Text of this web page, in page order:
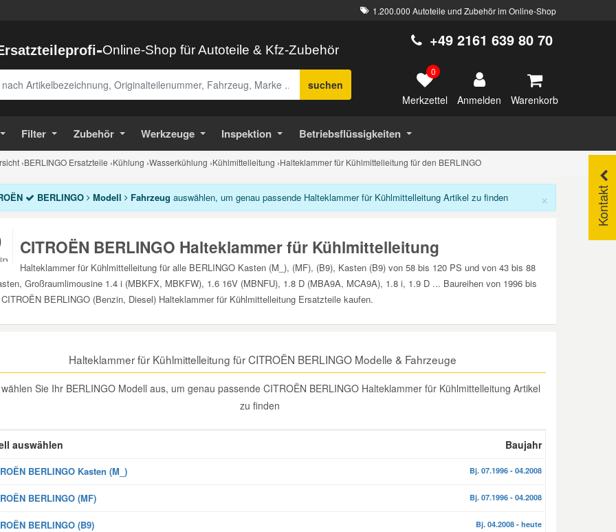
1.200.000 Autoteile und Zubehör im Online-Shop
-Online-Shop für Autoteile & Kfz-Zubehör
suchen
+49 2161 639 80 70
0
Merkzettel Anmelden Warenkorb
Filter Zubehör Werkzeuge Inspektion Betriebsflüssigkeiten
›BERLINGO Ersatzteile ›Kühlung ›Wasserkühlung ›Kühlmittelleitung ›Halteklammer für Kühlmittelleitung für den BERLINGO
Kontakt
×
BERLINGO Modell Fahrzeug auswählen, um genau passende Halteklammer für Kühlmittelleitung Artikel zu finden
CITROËN BERLINGO Halteklammer für Kühlmittelleitung
Halteklammer für Kühlmittelleitung für alle BERLINGO Kasten (M_), (MF), (B9), Kasten (B9) von 58 bis 120 PS und von 43 bis 88
Großraumlimousine 1.4 i (MBKFX, MBKFW), 1.6 16V (MBNFU), 1.8 D (MBA9A, MCA9A), 1.8 i, 1.9 D ... Baureihen von 1996 bis
BERLINGO (Benzin, Diesel) Halteklammer für Kühlmittelleitung Ersatzteile kaufen.
Halteklammer für Kühlmittelleitung für CITROËN BERLINGO Modelle & Fahrzeuge
Sie Ihr BERLINGO Modell aus, um genau passende CITROËN BERLINGO Halteklammer für Kühlmittelleitung Artikel
zu finden
auswählen Baujahr
BERLINGO Kasten (M_) Bj. 07.1996 - 04.2008
BERLINGO (MF) Bj. 07.1996 - 04.2008
BERLINGO (B9) Bj. 04.2008 - heute